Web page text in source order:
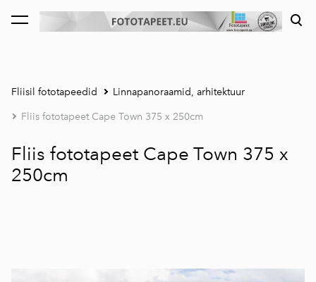
lisati ostukorvi. Vaata ostukorvi
Fliisil fototapeedid Linnapanoraamid, arhitektuur
Fliis fototapeet Cape Town 375 x 250cm
Fliis fototapeet Cape Town 375 x
250cm